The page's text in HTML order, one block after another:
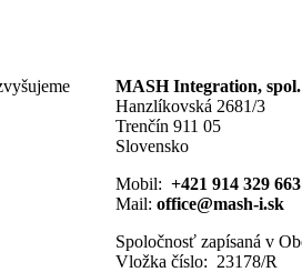
MASH Integration, spol.
Hanzlíkovská 2681/3
Trenčín 911 05
Slovensko
Mobil: +421 914 329 663
Mail: office@mash-i.sk
Spoločnosť zapísaná v
Vložka číslo: 23178/R